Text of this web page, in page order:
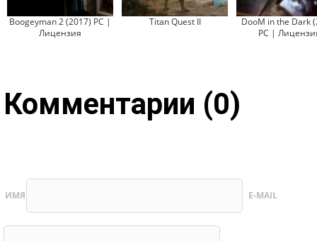
Boogeyman 2 (2017) PC |
Лицензия
Titan Quest II
DooM in the Dark
PC |
Комментарии (0)
ИМЯ E-MAIL